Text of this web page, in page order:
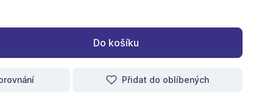
Do košíku
Přidat do oblíbených